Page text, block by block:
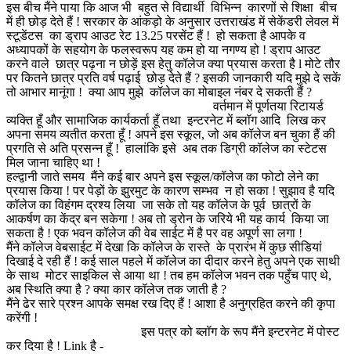
इस बीच मैंने पाया कि आज भी बहुत से विद्यार्थी विभिन्न कारणों से शिक्षा बीच
में ही छोड़ देते हैं ! सरकार के आंकड़ो के अनुसार उत्तराखंड में सेकेंडरी लेवल में
स्टूडेंटस का ड्राप आउट रेट 13.25 परसेंट हैं ! हो सकता है आपके व
अध्यापकों के सहयोग के फलस्वरूप यह कम हो या नगण्य हो ! ड्राप आउट
करने वाले छात्र पढ़ना न छोड़ें इस हेतु कॉलेज क्या प्रयास करता है l मोटे तौर
पर कितने छात्र प्रति वर्ष पढ़ाई छोड़ देते हैं ? इसकी जानकारी यदि मुझे दे सकें
तो आभार मानूंगा ! क्या आप मुझे कॉलेज का मोबाइल नंबर दे सकती हैं ?
वर्तमान में पूर्णतया रिटायर्ड
व्यक्ति हूँ और सामाजिक कार्यकर्ता हूँ तथा इन्टरनेट में ब्लॉग आदि लिख कर
अपना समय व्यतीत करता हूँ ! अपने इस स्कूल, जो अब कॉलेज बन चुका हैं की
प्रगति से अति प्रसन्न हूँ ! हालांकि इसे अब तक डिग्री कॉलेज का स्टेटस
मिल जाना चाहिए था !
हल्द्वानी जाते समय मैंने कई बार अपने इस स्कूल/कॉलेज का फोटो लेने का
प्रयास किया ! पर पेड़ों के झुरमुट के कारण सम्भव न हो सका ! सुझाव है यदि
कॉलेज का विहंगम द्रश्य लिया जा सके तो यह कॉलेज के पूर्व छात्रों के
आकर्षण का केंद्र बन सकेगा ! अब तो ड्रोन के जरिये भी यह कार्य किया जा
सकता है ! एक भवन कॉलेज की वेब साईट में है पर वह अपूर्ण सा लगा !
मैंने कॉलेज वेबसाईट में देखा कि कॉलेज के रास्ते के प्रारंभ में कुछ सीडियां
दिखाई दे रही हैं ! कई साल पहले में कॉलेज का दीदार करने हेतु अपने एक साथी
के साथ मोटर साइकिल से आया था ! तब हम कॉलेज भवन तक पहुँच पाए थे,
अब स्थिति क्या है ? क्या कार कॉलेज तक जाती है ?
मैंने ढेर सारे प्रश्न आपके समक्ष रख दिए हैं ! आशा है अनुग्रहित करने की कृपा
करेंगी !
इस पत्र को ब्लॉग के रूप मैंने इन्टरनेट में पोस्ट
कर दिया है ! Link है -